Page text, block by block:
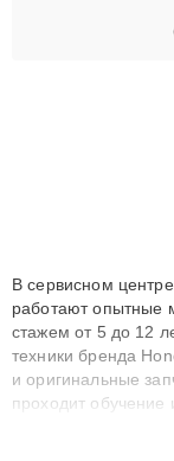
В сервисном
работают опытные
стажем от 5 до 12
техники бренда
и оригинальные
проходит обучение
сохранением